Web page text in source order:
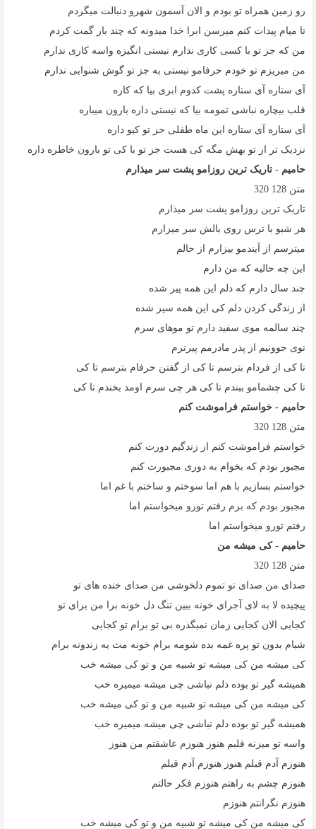
رو زمین همراه تو بودم و الان آسمون شهرو دنبالت میگردم
تا میام پیدات کنم میرسن ابرا خدا میدونه که چند بار گمت کردم
من که جز تو با کسی کاری ندارم نیستی انگیزه واسه کاری ندارم
من میریزم تو خودم حرفامو نیستی به جز تو گوش شنوایی ندارم
آی ستاره آی ستاره پشت کدوم ابری بیا که کاره
قلب بیچاره نباشی تمومه بیا که نیستی داره بارون میباره
آی ستاره آی ستاره این ماه طفلی جز تو کیو داره
نزدیک تر از تو بهش مگه کی هست جز تو با کی تو بارون خاطره داره
حامیم - تاریک ترین روزامو پشت سر میذارم
متن 128
320
تاریک ترین روزامو پشت سر میذارم
هر شبو با ترس روی بالش سر میزارم
میترسم از آیندمو بیزارم از حالم
این چه حالیه که من دارم
چند سال دارم که دلم این همه پیر شده
از زندگی کردن دلم کی این همه سیر شده
چند سالمه موی سفید دارم تو موهای سرم
توی جوونیم از پدر مادرمم پیرترم
تا کی از فردام بترسم تا کی از گفتن حرفام بترسم تا کی
تا کی چشمامو ببندم تا کی هر چی سرم اومد بخندم تا کی
حامیم - خواستم فراموشت کنم
متن 128
320
خواستم فراموشت کنم از زندگیم دورت کنم
مجبور بودم که بخوام به دوری مجبورت کنم
خواستم بسازیم با هم اما سوختم و ساختم با غم اما
مجبور بودم که برم رفتم تورو میخواستم اما
رفتم تورو میخواستم اما
حامیم - کی میشه من
متن 128
320
صدای من صدای تو تموم دلخوشی من صدای خنده های تو
پیچیده لا به لای آجرای خونه ببین تنگ دل خونه برا من برای تو
کجایی الان کجایی زمان نمیگذره بی تو برام تو کجایی
شبام بدون تو پره غمه بده شومه برام خونه مث یه زندونه برام
کی میشه من کی میشه تو شبیه من و تو کی میشه خب
همیشه گیر تو بوده دلم نباشی چی میشه میمیره خب
کی میشه من کی میشه تو شبیه من و تو کی میشه خب
همیشه گیر تو بوده دلم نباشی چی میشه میمیره خب
واسه تو میزنه قلبم هنوز هنوزم عاشقتم من هنوز
هنوزم آدم قبلم هنوز هنوزم آدم قبلم
هنوزم چشم به راهتم هنوزم فکر حالتم
هنوزم نگرانتم هنوزم
کی میشه من کی میشه تو شبیه من و تو کی میشه خب